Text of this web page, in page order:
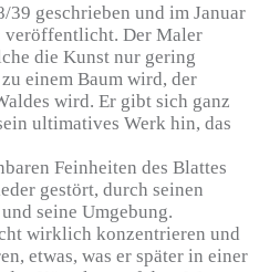
39 geschrieben und im Januar
veröffentlicht. Der Maler
die Kunst nur gering
einem Baum wird, der
wird. Er gibt sich ganz
ultimatives Werk hin, das
Feinheiten des Blattes
gestört, durch seinen
seine Umgebung.
wirklich konzentrieren und
etwas, was er später in einer